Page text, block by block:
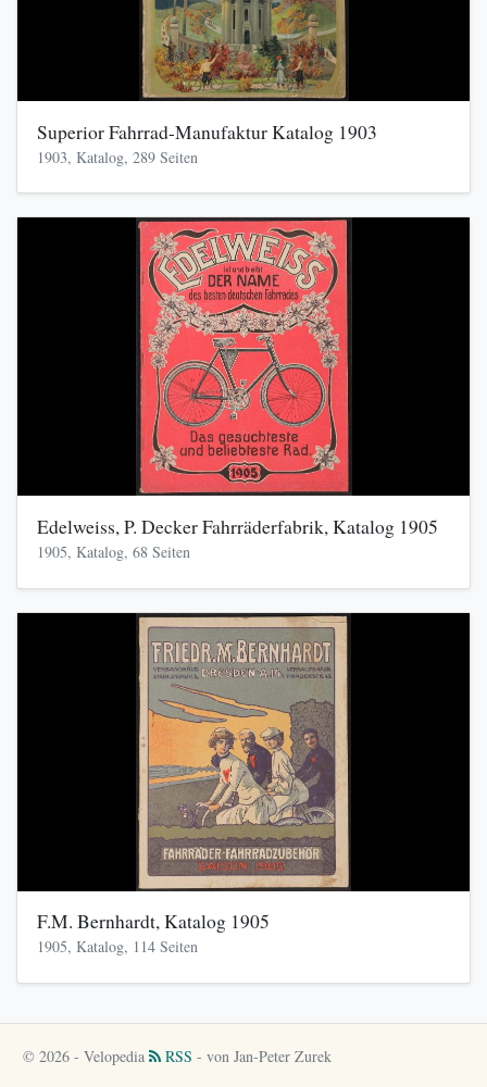
Superior Fahrrad-Manufaktur Katalog 1903
1903, Katalog, 289 Seiten
Edelweiss, P. Decker Fahrräderfabrik, Katalog 1905
1905, Katalog, 68 Seiten
F.M. Bernhardt, Katalog 1905
1905, Katalog, 114 Seiten
© 2026 - Velopedia RSS - von Jan-Peter Zurek